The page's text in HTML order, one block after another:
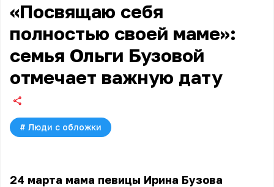
«Посвящаю себя
полностью своей маме»:
семья Ольги Бузовой
отмечает важную дату
# Люди с обложки
24 марта мама певицы Ирина Бузова